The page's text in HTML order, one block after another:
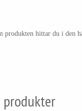
produkten hittar du i den
produkter